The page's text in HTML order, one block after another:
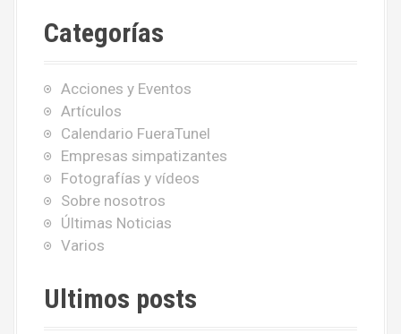
a
Categorías
Acciones y Eventos
Artículos
Calendario FueraTunel
Empresas simpatizantes
Fotografías y vídeos
Sobre nosotros
Últimas Noticias
Varios
Ultimos posts